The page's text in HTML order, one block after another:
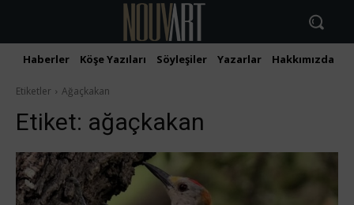
Haberler Köşe Yazıları Söyleşiler Yazarlar Hakkımızda
Etiketler Ağaçkakan
Etiket: ağaçkakan